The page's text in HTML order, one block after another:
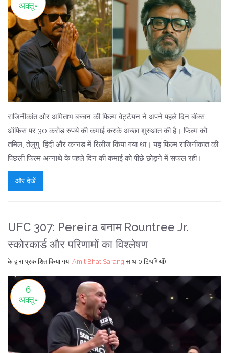
अक्तू॰
राजिनीकांत और अमिताभ बच्चन की फिल्म वेट्टैयन ने अपने पहले दिन बॉक्स
ऑफिस पर 30 करोड़ रुपये की कमाई करके अच्छा शुरुआत की है। फिल्म को
तमिल, तेलुगु, हिंदी और कन्नड़ में रिलीज किया गया था। यह फिल्म राजिनीकांत की
पिछली फिल्म अन्नाथे के पहले दिन की कमाई को पीछे छोड़ने में सफल रही।
और देखें
UFC 307: Pereira बनाम Rountree Jr.
स्कोरकार्ड और परिणामों का विश्लेषण
के द्वारा प्रकाशित किया गया Amit Bhat Sarang साथ 0 टिप्पणियाँ)
6
अक्तू॰